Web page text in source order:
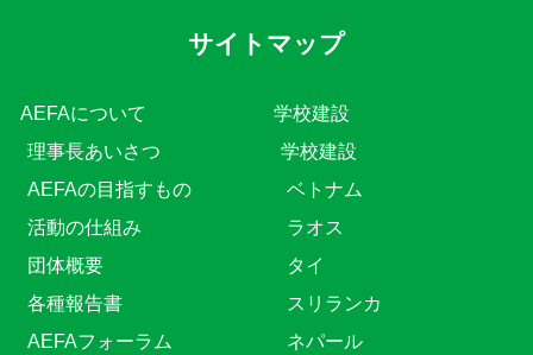
サイトマップ
AEFAについて
理事長あいさつ
AEFAの目指すもの
活動の仕組み
団体概要
各種報告書
AEFAフォーラム
学校建設
学校建設
ベトナム
ラオス
タイ
スリランカ
ネパール